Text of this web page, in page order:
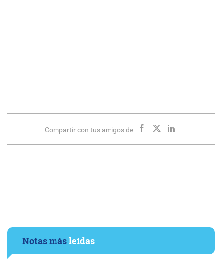
Compartir con tus amigos de
Notas másleídas